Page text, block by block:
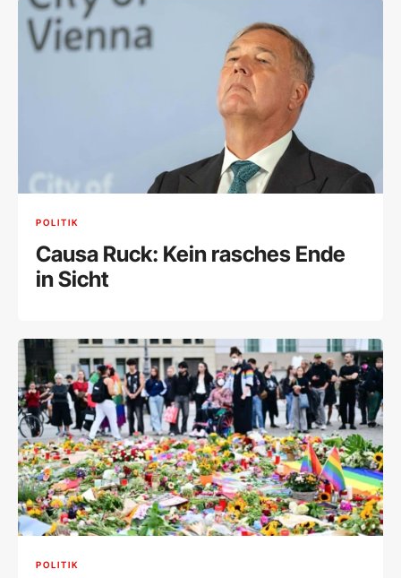
POLITIK
Causa Ruck: Kein rasches Ende
in Sicht
POLITIK